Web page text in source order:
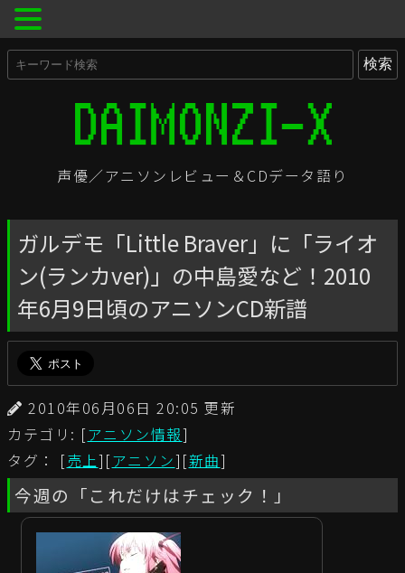
声優／アニソンレビュー＆CDデータ語り
ガルデモ「Little Braver」に「ライオ
ン(ランカver)」の中島愛など！2010
年6月9日頃のアニソンCD新譜
2010年06月06日 20:05 更新
カテゴリ: [アニソン情報]
タグ： [売上][アニソン][新曲]
今週の「これだけはチェック！」